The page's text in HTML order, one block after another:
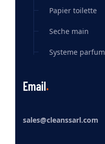
Papier toilette
Seche main
Systeme parfum
Email
sales@cleanssarl.com